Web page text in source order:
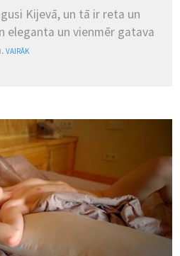
Kijevā, un tā ir reta un
eleganta un vienmēr gatava
VAIRĀK